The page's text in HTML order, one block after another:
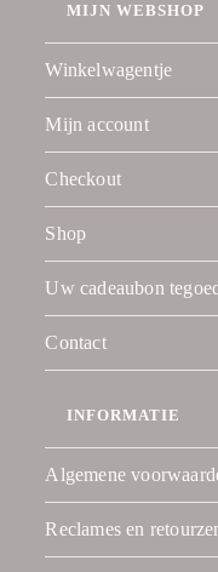
MIJN WEBSHOP
Winkelwagentje
Mijn account
Checkout
Shop
Uw cadeaubon
Contact
INFORMATIE
Algemene
Reclames en